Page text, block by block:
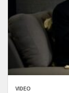
VIDEO